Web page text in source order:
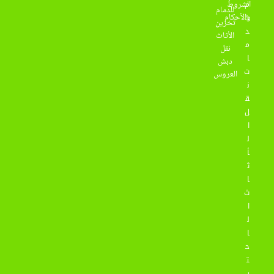
م
خ
د
م
ا
ت
ن
ق
ل
ا
ل
أ
ث
ا
ث
ا
ل
ا
ح
ت
الشروط
والأحكامللدمام
تخزين
الأثاث
نقل
دبش
العروس